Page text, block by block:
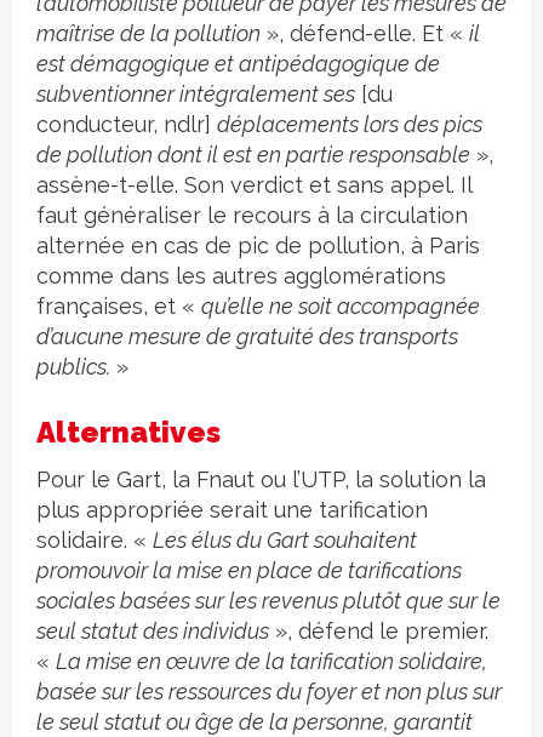
maîtrise de la pollution », défend-elle. Et « il
est démagogique et antipédagogique de
subventionner intégralement ses [du
conducteur, ndlr] déplacements lors des pics
de pollution dont il est en partie responsable »,
assène-t-elle. Son verdict et sans appel. Il
faut généraliser le recours à la circulation
alternée en cas de pic de pollution, à Paris
comme dans les autres agglomérations
françaises, et « qu’elle ne soit accompagnée
d’aucune mesure de gratuité des transports
publics. »
Alternatives
Pour le Gart, la Fnaut ou l’UTP, la solution la
plus appropriée serait une tarification
solidaire. « Les élus du Gart souhaitent
promouvoir la mise en place de tarifications
sociales basées sur les revenus plutôt que sur le
seul statut des individus », défend le premier.
« La mise en œuvre de la tarification solidaire,
basée sur les ressources du foyer et non plus sur
le seul statut ou âge de la personne, garantit